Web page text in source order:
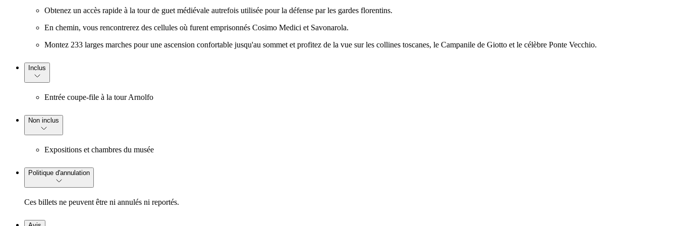
Obtenez un accès rapide à la tour de guet médiévale autrefois utilisée pour la défense par les gardes florentins.
En chemin, vous rencontrerez des cellules où furent emprisonnés Cosimo Medici et Savonarola.
Montez 233 larges marches pour une ascension confortable jusqu'au sommet et profitez de la vue sur les collines toscanes, le Campanile de Giotto et le célèbre Ponte Vecchio.
Inclus
Entrée coupe-file à la tour Arnolfo
Non inclus
Expositions et chambres du musée
Politique d'annulation
Ces billets ne peuvent être ni annulés ni reportés.